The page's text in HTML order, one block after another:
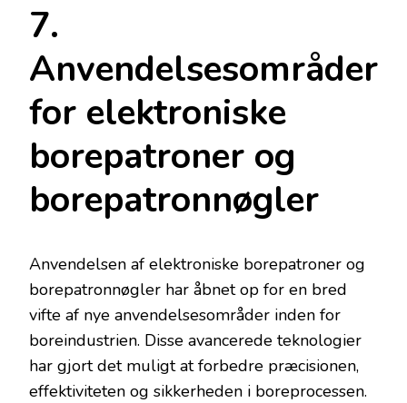
7.
Anvendelsesområder
for elektroniske
borepatroner og
borepatronnøgler
Anvendelsen af elektroniske borepatroner og
borepatronnøgler har åbnet op for en bred
vifte af nye anvendelsesområder inden for
boreindustrien. Disse avancerede teknologier
har gjort det muligt at forbedre præcisionen,
effektiviteten og sikkerheden i boreprocessen.